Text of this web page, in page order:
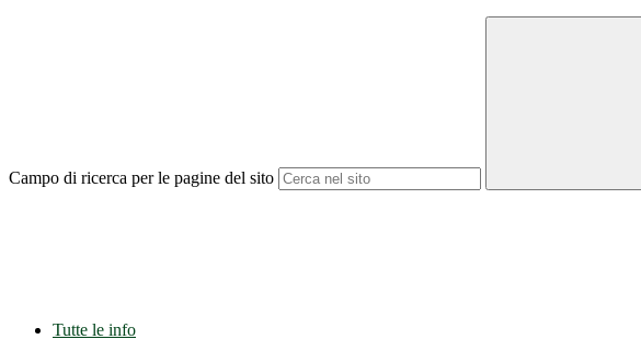
Campo di ricerca per le pagine del sito
Tutte le info